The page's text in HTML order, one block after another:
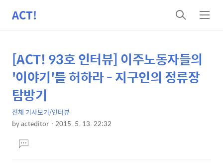
ACT!
검
색
메
뉴
상
세
컨
텐
츠
본
문
제
목
[ACT! 93호 인터뷰] 이주노동자들의
'이야기'를 허하라 - 지구인의 정류장
탐방기
전체 기사보기/인터뷰
byacteditor 2015. 5. 13. 22:32
문댓
글